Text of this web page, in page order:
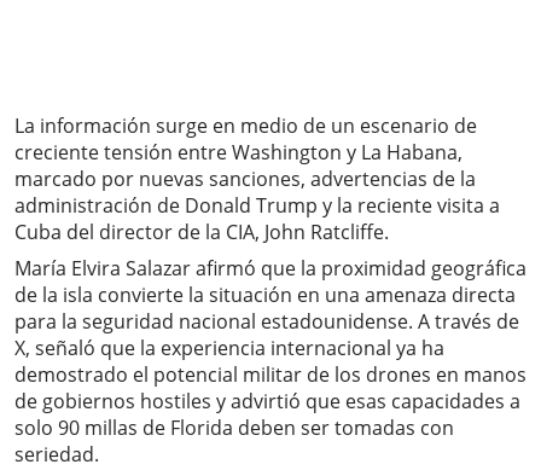
La información surge en medio de un escenario de
creciente tensión entre Washington y La Habana,
marcado por nuevas sanciones, advertencias de la
administración de Donald Trump y la reciente visita a
Cuba del director de la CIA, John Ratcliffe.
María Elvira Salazar afirmó que la proximidad geográfica
de la isla convierte la situación en una amenaza directa
para la seguridad nacional estadounidense. A través de
X, señaló que la experiencia internacional ya ha
demostrado el potencial militar de los drones en manos
de gobiernos hostiles y advirtió que esas capacidades a
solo 90 millas de Florida deben ser tomadas con
seriedad.